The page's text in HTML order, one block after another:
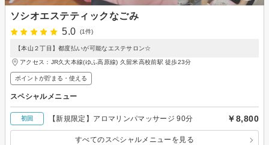
ソシオエステティックなごみ
5.0
(1件)
【本山２丁目】都度払いが可能なエステサロン☆
アクセス：JR久大本線(ゆふ高原線) 久留米高校前駅 徒歩23分
ポイントが貯まる・使える
スペシャルメニュー
初回 【新規限定】アロマリンパマッサージ 90分 ￥8,800
すべてのスペシャルメニューを見る